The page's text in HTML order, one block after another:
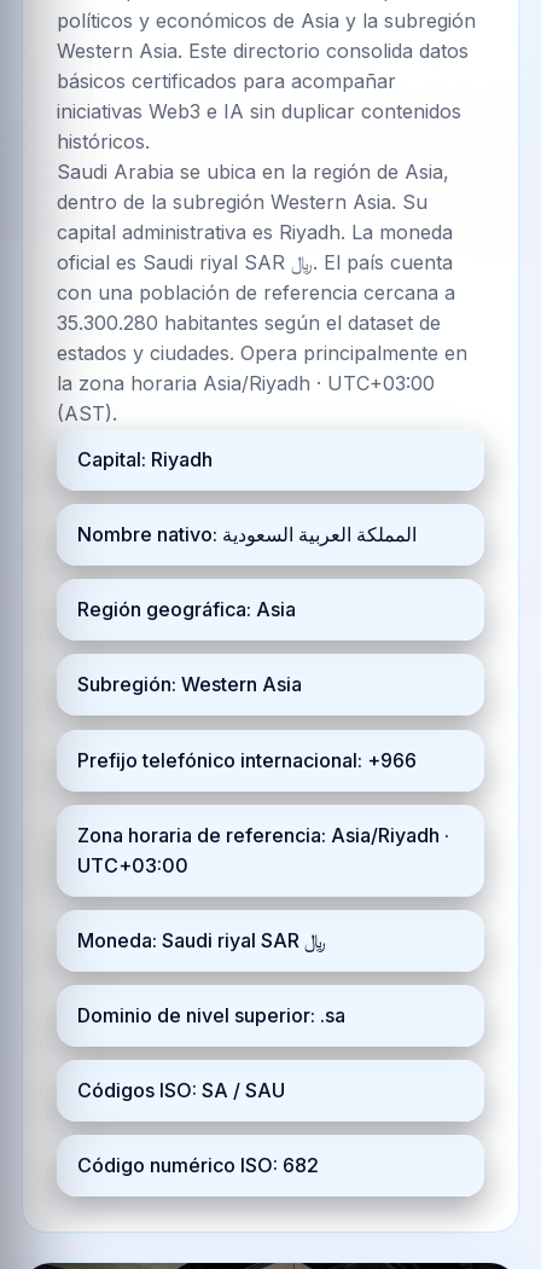
políticos y económicos de Asia y la subregión
Western Asia. Este directorio consolida datos
básicos certificados para acompañar
iniciativas Web3 e IA sin duplicar contenidos
históricos.
Saudi Arabia se ubica en la región de Asia,
dentro de la subregión Western Asia. Su
capital administrativa es Riyadh. La moneda
oficial es Saudi riyal SAR ﷼. El país cuenta
con una población de referencia cercana a
35.300.280 habitantes según el dataset de
estados y ciudades. Opera principalmente en
la zona horaria Asia/Riyadh · UTC+03:00
(AST).
Capital: Riyadh
Nombre nativo: المملكة العربية السعودية
Región geográfica: Asia
Subregión: Western Asia
Prefijo telefónico internacional: +966
Zona horaria de referencia: Asia/Riyadh ·
UTC+03:00
Moneda: Saudi riyal SAR ﷼
Dominio de nivel superior: .sa
Códigos ISO: SA / SAU
Código numérico ISO: 682